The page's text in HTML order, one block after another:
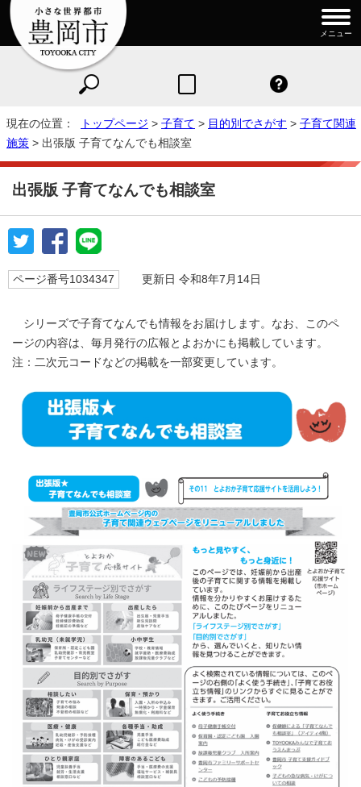
メニュー
現在の位置： トップページ > 子育て > 目的別でさがす > 子育て関連
施策 > 出張版 子育てなんでも相談室
出張版 子育てなんでも相談室
ページ番号1034347 更新日 令和8年7月14日
シリーズで子育てなんでも情報をお届けします。なお、このペ
ージの内容は、毎月発行の広報とよおかにも掲載しています。
注：二次元コードなどの掲載を一部変更しています。